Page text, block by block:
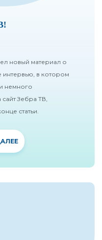
новый материал о
интервью, в котором
немного
Зебра ТВ,
статьи.